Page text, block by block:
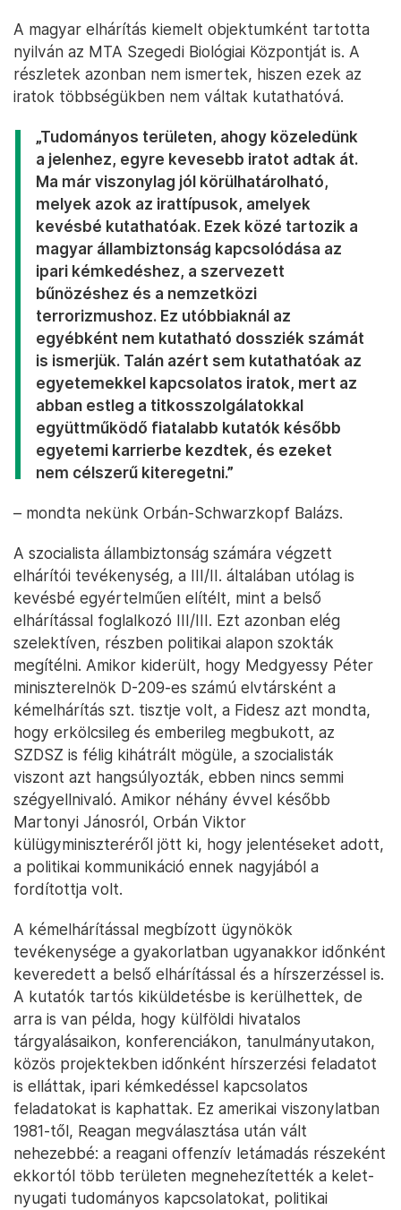
A magyar elhárítás kiemelt objektumként tartotta
nyilván az MTA Szegedi Biológiai Központját is. A
részletek azonban nem ismertek, hiszen ezek az
iratok többségükben nem váltak kutathatóvá.
„Tudományos területen, ahogy közeledünk
a jelenhez, egyre kevesebb iratot adtak át.
Ma már viszonylag jól körülhatárolható,
melyek azok az irattípusok, amelyek
kevésbé kutathatóak. Ezek közé tartozik a
magyar állambiztonság kapcsolódása az
ipari kémkedéshez, a szervezett
bűnözéshez és a nemzetközi
terrorizmushoz. Ez utóbbiaknál az
egyébként nem kutatható dossziék számát
is ismerjük. Talán azért sem kutathatóak az
egyetemekkel kapcsolatos iratok, mert az
abban estleg a titkosszolgálatokkal
együttműködő fiatalabb kutatók később
egyetemi karrierbe kezdtek, és ezeket
nem célszerű kiteregetni.”
– mondta nekünk Orbán-Schwarzkopf Balázs.
A szocialista állambiztonság számára végzett
elhárítói tevékenység, a III/II. általában utólag is
kevésbé egyértelműen elítélt, mint a belső
elhárítással foglalkozó III/III. Ezt azonban elég
szelektíven, részben politikai alapon szokták
megítélni. Amikor kiderült, hogy Medgyessy Péter
miniszterelnök D-209-es számú elvtársként a
kémelhárítás szt. tisztje volt, a Fidesz azt mondta,
hogy erkölcsileg és emberileg megbukott, az
SZDSZ is félig kihátrált mögüle, a szocialisták
viszont azt hangsúlyozták, ebben nincs semmi
szégyellnivaló. Amikor néhány évvel később
Martonyi Jánosról, Orbán Viktor
külügyminiszteréről jött ki, hogy jelentéseket adott,
a politikai kommunikáció ennek nagyjából a
fordítottja volt.
A kémelhárítással megbízott ügynökök
tevékenysége a gyakorlatban ugyanakkor időnként
keveredett a belső elhárítással és a hírszerzéssel is.
A kutatók tartós kiküldetésbe is kerülhettek, de
arra is van példa, hogy külföldi hivatalos
tárgyalásaikon, konferenciákon, tanulmányutakon,
közös projektekben időnként hírszerzési feladatot
is elláttak, ipari kémkedéssel kapcsolatos
feladatokat is kaphattak. Ez amerikai viszonylatban
1981-től, Reagan megválasztása után vált
nehezebbé: a reagani offenzív letámadás részeként
ekkortól több területen megnehezítették a kelet-
nyugati tudományos kapcsolatokat, politikai